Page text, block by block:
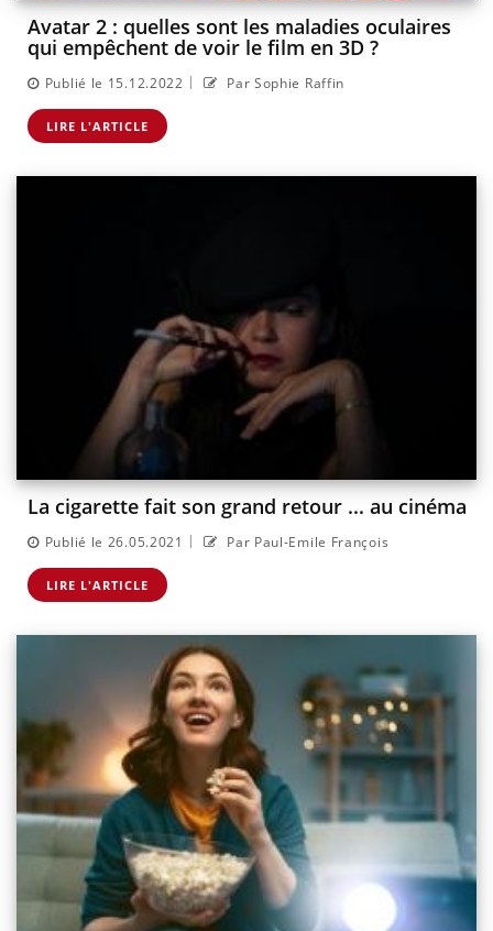
Avatar 2 : quelles sont les maladies oculaires
qui empêchent de voir le film en 3D ?
Publié le 15.12.2022 | Par Sophie Raffin
LIRE L'ARTICLE
La cigarette fait son grand retour ... au cinéma
Publié le 26.05.2021 | Par Paul-Emile François
LIRE L'ARTICLE